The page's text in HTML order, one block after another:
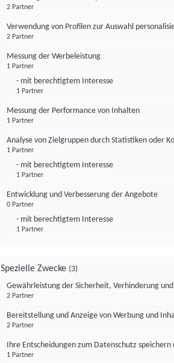
2 Partner
Verwendung von Profilen zur Auswahl
2 Partner
Messung der Werbeleistung
1 Partner
- mit berechtigtem Interesse
1 Partner
Messung der Performance von Inhalten
1 Partner
Analyse von Zielgruppen durch Statistiken oder
1 Partner
- mit berechtigtem Interesse
1 Partner
Entwicklung und Verbesserung der Angebote
0 Partner
- mit berechtigtem Interesse
1 Partner
Spezielle Zwecke (3)
Gewährleistung der Sicherheit, Verhinderung
2 Partner
Bereitstellung und Anzeige von Werbung und
2 Partner
Ihre Entscheidungen zum Datenschutz
1 Partner